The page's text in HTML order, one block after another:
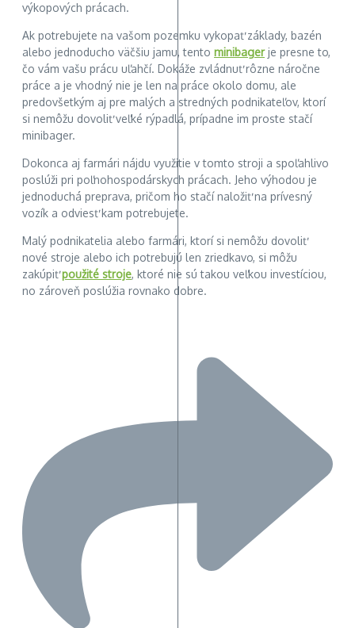
výkopových prácach.
Ak potrebujete na vašom pozemku vykopať základy, bazén
alebo jednoducho väčšiu jamu, tento minibagerje presne to,
čo vám vašu prácu uľahčí. Dokáže zvládnuť rôzne náročne
práce a je vhodný nie je len na práce okolo domu, ale
predovšetkým aj pre malých a stredných podnikateľov, ktorí
si nemôžu dovoliť veľké rýpadlá, prípadne im proste stačí
minibager.
Dokonca aj farmári nájdu využitie v tomto stroji a spoľahlivo
poslúži pri poľnohospodárskych prácach. Jeho výhodou je
jednoduchá preprava, pričom ho stačí naložiť na prívesný
vozík a odviesť kam potrebujete.
Malý podnikatelia alebo farmári, ktorí si nemôžu dovoliť
nové stroje alebo ich potrebujú len zriedkavo, si môžu
zakúpiťpoužité stroje, ktoré nie sú takou veľkou investíciou,
no zároveň poslúžia rovnako dobre.